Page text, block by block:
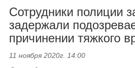
Сотрудники полиции
задержали
причинении тяжкого
11 ноября 2020г. 14:00